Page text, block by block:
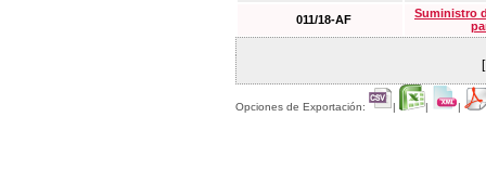
011/18-AF
Suministro
Opciones de Exportación: | | |